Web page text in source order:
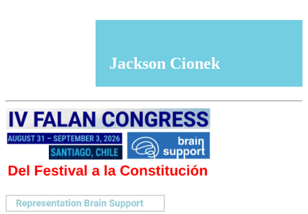
Jackson Cionek